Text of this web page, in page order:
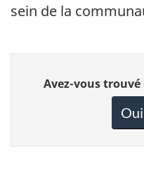
sein de la
Donnez
votre
page
Avez-vous trouvé
Oui